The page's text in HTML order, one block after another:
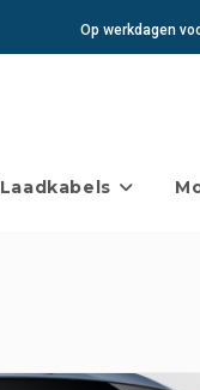
Op werkdagen
Laadkabels